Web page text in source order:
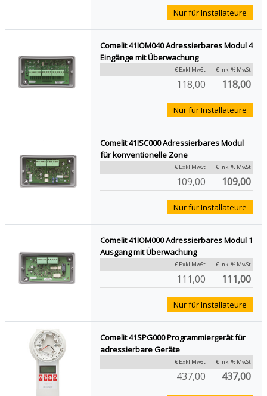
Nur für Installateure
Comelit 41IOM040 Adressierbares Modul 4
Eingänge mit Überwachung
€ Exkl MwSt € Inkl % MwSt
118,00 118,00
Nur für Installateure
Comelit 41ISC000 Adressierbares Modul
für konventionelle Zone
€ Exkl MwSt € Inkl % MwSt
109,00 109,00
Nur für Installateure
Comelit 41IOM000 Adressierbares Modul 1
Ausgang mit Überwachung
€ Exkl MwSt € Inkl % MwSt
111,00 111,00
Nur für Installateure
Comelit 41SPG000 Programmiergerät für
adressierbare Geräte
€ Exkl MwSt € Inkl % MwSt
437,00 437,00